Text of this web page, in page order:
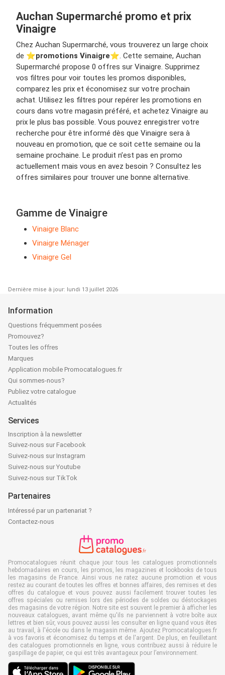
Auchan Supermarché promo et prix
Vinaigre
Chez Auchan Supermarché, vous trouverez un large choix
de ⭐️promotions Vinaigre⭐️. Cette semaine, Auchan
Supermarché propose 0 offres sur Vinaigre. Supprimez
vos filtres pour voir toutes les promos disponibles,
comparez les prix et économisez sur votre prochain
achat. Utilisez les filtres pour repérer les promotions en
cours dans votre magasin préféré, et achetez Vinaigre au
prix le plus bas possible. Vous pouvez enregistrer votre
recherche pour être informé dès que Vinaigre sera à
nouveau en promotion, que ce soit cette semaine ou la
semaine prochaine. Le produit n’est pas en promo
actuellement mais vous en avez besoin ? Consultez les
offres similaires pour trouver une bonne alternative.
Gamme de Vinaigre
Vinaigre Blanc
Vinaigre Ménager
Vinaigre Gel
Dernière mise à jour: lundi 13 juillet 2026
Information
Questions fréquemment posées
Promouvez?
Toutes les offres
Marques
Application mobile Promocatalogues.fr
Qui sommes-nous?
Publiez votre catalogue
Actualités
Services
Inscription à la newsletter
Suivez-nous sur Facebook
Suivez-nous sur Instagram
Suivez-nous sur Youtube
Suivez-nous sur TikTok
Partenaires
Intéressé par un partenariat ?
Contactez-nous
Promocatalogues réunit chaque jour tous les catalogues promotionnels
hebdomadaires en cours, les promos, les magazines et lookbooks de tous
les magasins de France. Ainsi vous ne ratez aucune promotion et vous
restez au courant de toutes les offres et bonnes affaires, des remises et des
offres du catalogue et vous pouvez aussi facilement trouver toutes les
offres spéciales ou remises lors des périodes de soldes ou déstockages
des magasins de votre région. Notre site est souvent le premier à afficher les
nouveaux catalogues, avant même qu'ils ne parviennent à votre boîte aux
lettres et bien sûr, vous pouvez aussi les consulter en ligne quand vous êtes
au travail, à l'école ou dans le magasin même. Ajoutez Promocatalogues.fr
à vos favoris et économisez du temps et de l'argent. De plus, en feuilletant
des catalogues promotionnels en ligne, vous contribuez aussi à réduire le
gaspillage de papier, ce qui est très avantageux pour l’environnement.